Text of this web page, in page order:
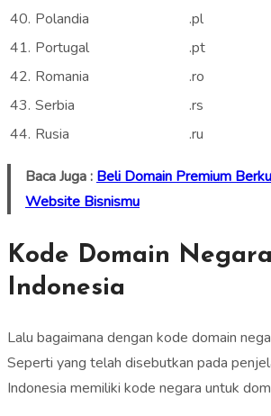
40. Polandia
.pl
41. Portugal
.pt
42. Romania
.ro
43. Serbia
.rs
44. Rusia .ru
Baca Juga : Beli Domain Premium
Website Bisnismu
Kode Domain Negara
Indonesia
Lalu bagaimana dengan kode domain
Seperti yang telah disebutkan pada
Indonesia memiliki kode negara untuk